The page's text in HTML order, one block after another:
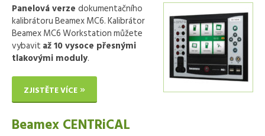
Panelová verze dokumentačního
kalibrátoru Beamex MC6. Kalibrátor
Beamex MC6 Workstation můžete
vybavit až 10 vysoce přesnými
tlakovými moduly.
ZJISTĚTE VÍCE
Beamex CENTRiCAL